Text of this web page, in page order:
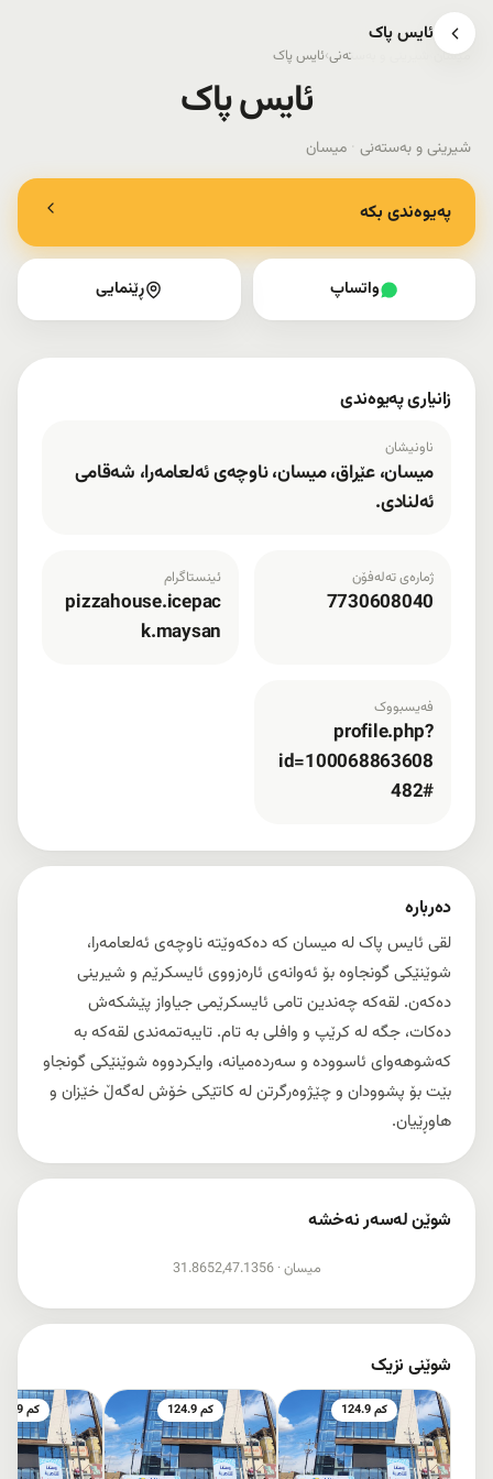
ئایس پاک
میسان شیرینی و بەستەنی›ئایس پاک
ئایس پاک
شیرینی و بەستەنی · میسان
دەربارە
لقی ئایس پاک لە میسان کە دەکەوێتە ناوچەی ئەلعامەرا،
شوێنێکی گونجاوە بۆ ئەوانەی ئارەزووی ئایسکرێم و شیرینی
دەکەن. لقەکە چەندین تامی ئایسکرێمی جیاواز پێشکەش
دەکات، جگە لە کرێپ و وافلی بە تام. تایبەتمەندی لقەکە بە
کەشوهەوای ئاسوودە و سەردەمیانە، وایکردووە شوێنێکی گونجاو
بێت بۆ پشوودان و چێژوەرگرتن لە کاتێکی خۆش لەگەڵ خێزان و
هاوڕێیان.
شوێنی نزیک
124.9 کم 124.9 کم 124.9 کم
پەیوەندی بکە
واتساپ ڕێنمایی
زانیاری پەیوەندی
ناونیشان
میسان، عێراق، میسان، ناوچەی ئەلعامەرا، شەقامی
ئەلنادی.
ژمارەی تەلەفۆن
7730608040
ئینستاگرام
pizzahouse.icepac
k.maysan
فەیسبووک
profile.php?
id=100068863608
482#
شوێن لەسەر نەخشە
نیشاندانی نەخشەمیسان ·31.8652,47.1356